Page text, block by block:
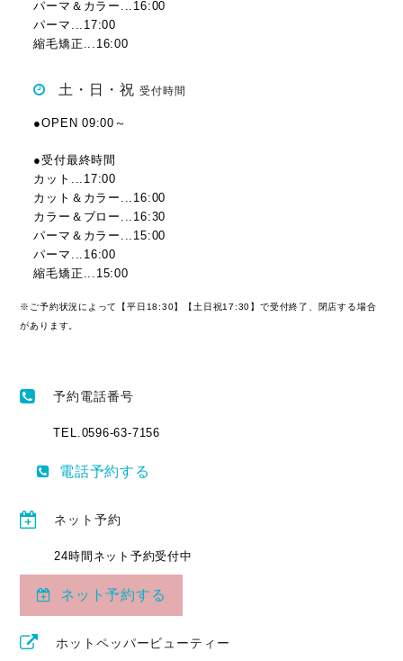
パーマ＆カラー...16:00
パーマ...17:00
縮毛矯正...16:00
土・日・祝受付時間
●OPEN 09:00～
●受付最終時間
カット...17:00
カット＆カラー...16:00
カラー＆ブロー...16:30
パーマ＆カラー...15:00
パーマ...16:00
縮毛矯正...15:00
※ご予約状況によって【平日18:30】【土日祝17:30】で受付終了、閉店する場合
があります。
予約電話番号
TEL.0596-63-7156
電話予約する
ネット予約
24時間ネット予約受付中
ネット予約する
ホットペッパービューティー